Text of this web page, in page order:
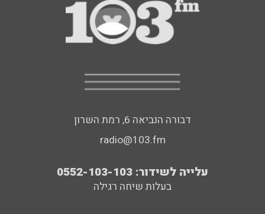
דבורה הנביאה 6, רמת השרון
radio@103.fm
עלייה לשידור: 0552-103-103
בעלות שיחה רגילה